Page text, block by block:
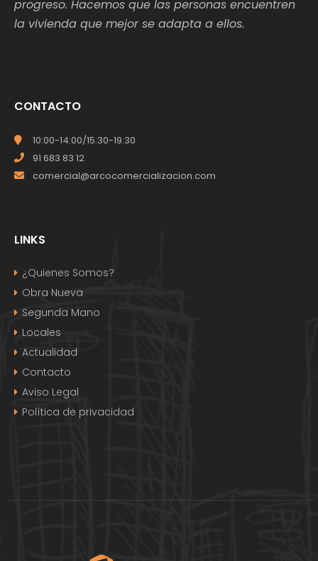
progreso. Hacemos que las personas encuentren
la vivienda que mejor se adapta a ellos.
CONTACTO
10:00-14:00/15:30-19:30
91 683 83 12
comercial@arcocomercializacion.com
LINKS
¿Quienes Somos?
Obra Nueva
Segunda Mano
Locales
Actualidad
Contacto
Aviso Legal
Política de privacidad